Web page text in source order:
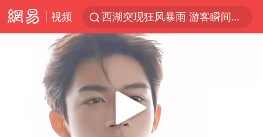
视频
西湖突现狂风暴雨 游客瞬间被浇透
河南重大刑事案嫌疑人落网
黄金创今年来最大单周涨幅
金饰克价一夜涨回1300元